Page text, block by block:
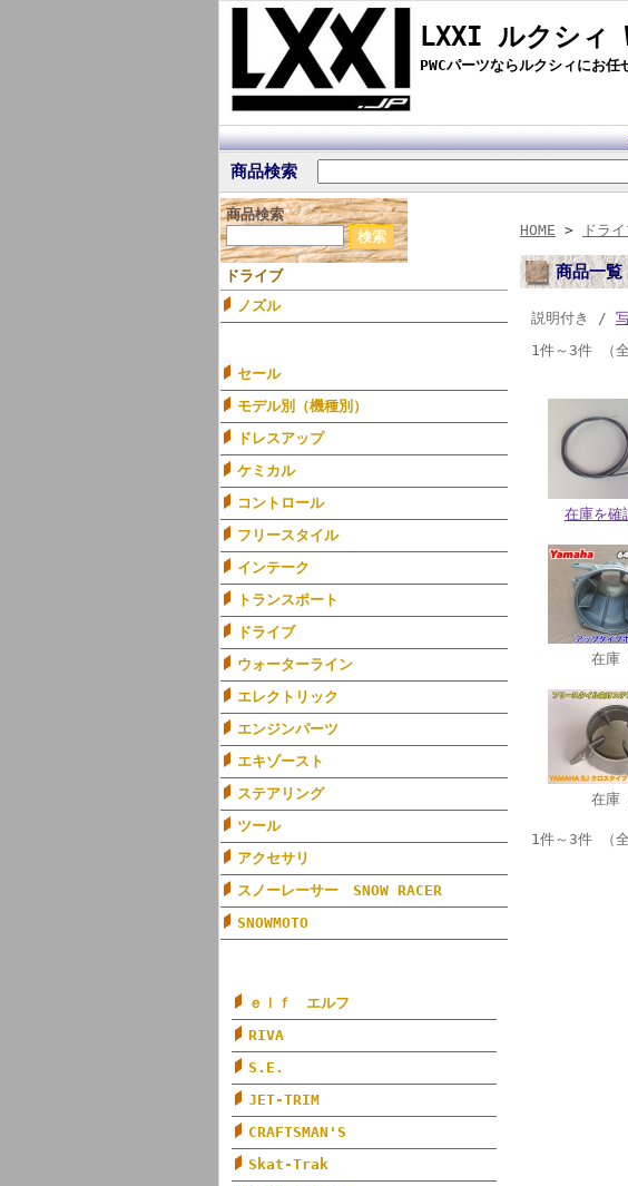
LXXI ルクシィ
PWCパーツならルクシィにお任
商品検索
商品検索
ドライブ
ノズル
セール
モデル別（機種別）
ドレスアップ
ケミカル
コントロール
フリースタイル
インテーク
トランスポート
ドライブ
ウォーターライン
エレクトリック
エンジンパーツ
エキゾースト
ステアリング
ツール
アクセサリ
スノーレーサー SNOW RACER
SNOWMOTO
ｅｌｆ エルフ
RIVA
S.E.
JET-TRIM
CRAFTSMAN'S
Skat-Trak
HOME > ドラ
商品一覧
説明付き /
1件～3件 （全
在庫を確
在庫
在庫
1件～3件 （全